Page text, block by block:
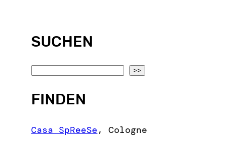
SUCHEN
a
c
>>
FINDEN
Casa SpReeSe,Cologne